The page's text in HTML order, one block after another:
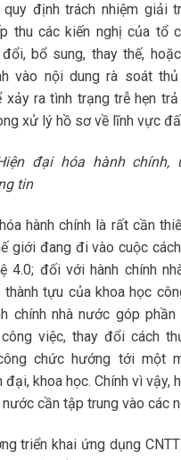
quy định trách nhiệm giải
thu các kiến nghị của tổ
bổ sung, thay thế,
vào nội dung rà soát
xảy ra tình trạng trễ hẹn
xử lý hồ sơ về lĩnh vực
đại hóa hành chính,
tin
hành chính là rất cần
giới đang đi vào cuộc
4.0; đối với hành chính
tựu của khoa học
chính nhà nước góp
việc, thay đổi cách
chức hướng tới một
đại, khoa học. Chính vì vậy,
nước cần tập trung vào các
triển khai ứng dụng